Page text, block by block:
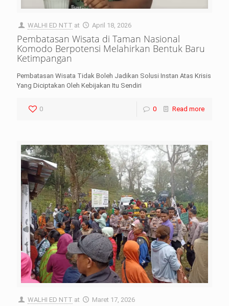
WALHI ED NTT at April 18, 2026
Pembatasan Wisata di Taman Nasional
Komodo Berpotensi Melahirkan Bentuk Baru
Ketimpangan
Pembatasan Wisata Tidak Boleh Jadikan Solusi Instan Atas Krisis
Yang Diciptakan Oleh Kebijakan Itu Sendiri
0 0 Read more
WALHI ED NTT at Maret 17, 2026